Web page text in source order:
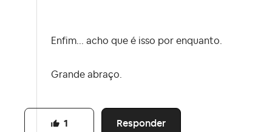
Enfim... acho que é isso por enquanto.
Grande abraço.
Responder
1